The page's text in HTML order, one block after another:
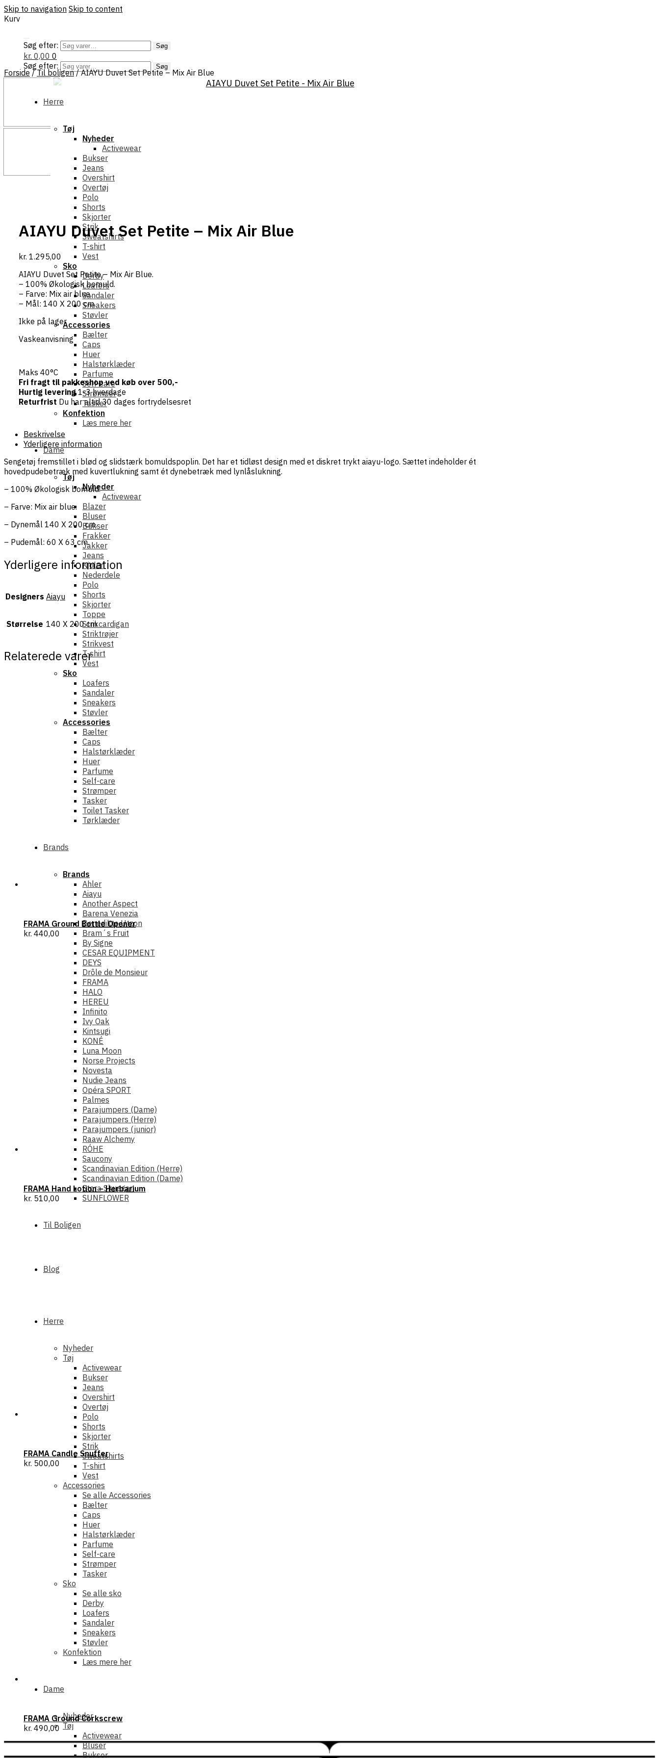
Skip to navigation Skip to content
Kurv
Søg efter: Søg
kr. 0,00 0
Søg efter:
Søg
Herre
Tøj
Nyheder
Activewear
Bukser
Jeans
Overshirt
Overtøj
Polo
Shorts
Skjorter
Strik
Sweatshirts
T-shirt
Vest
Sko
Derby
Loafers
Sandaler
Sneakers
Støvler
Accessories
Bælter
Caps
Huer
Halstørklæder
Parfume
Self-care
Strømper
Tasker
Konfektion
Læs mere her
Dame
Tøj
Nyheder
Activewear
Blazer
Bluser
Bukser
Frakker
Jakker
Jeans
Kjoler
Nederdele
Polo
Shorts
Skjorter
Toppe
Strikcardigan
Striktrøjer
Strikvest
T-shirt
Vest
Sko
Loafers
Sandaler
Sneakers
Støvler
Accessories
Bælter
Caps
Halstørklæder
Huer
Parfume
Self-care
Strømper
Tasker
Toilet Tasker
Tørklæder
Brands
Brands
Ahler
Aiayu
Another Aspect
Barena Venezia
Benedikte Utzon
Bram´s Fruit
By Signe
CESAR EQUIPMENT
DEYS
Drôle de Monsieur
FRAMA
HALO
HEREU
Infinito
Ivy Oak
Kintsugi
KONÉ
Luna Moon
Norse Projects
Novesta
Nudie Jeans
Opéra SPORT
Palmes
Parajumpers (Dame)
Parajumpers (Herre)
Parajumpers (junior)
Raaw Alchemy
RÓHE
Saucony
Scandinavian Edition (Herre)
Scandinavian Edition (Dame)
Stora Skuggan
SUNFLOWER
Til Boligen
Blog
Herre
Nyheder
Tøj
Activewear
Bukser
Jeans
Overshirt
Overtøj
Polo
Shorts
Skjorter
Strik
Sweatshirts
T-shirt
Vest
Accessories
Se alle Accessories
Bælter
Caps
Huer
Halstørklæder
Parfume
Self-care
Strømper
Tasker
Sko
Se alle sko
Derby
Loafers
Sandaler
Sneakers
Støvler
Konfektion
Læs mere her
Dame
Nyheder
Tøj
Activewear
Bluser
Bukser
Forside /Til boligen/AIAYU Duvet Set Petite – Mix Air Blue
AIAYU Duvet Set Petite – Mix Air Blue
kr. 1.295,00
AIAYU Duvet Set Petite – Mix Air Blue.
– 100% Økologisk bomuld.
– Farve: Mix air blue.
– Mål: 140 X 200 cm.
Ikke på lager
Vaskeanvisning
Maks 40°C
Fri fragt til pakkeshop ved køb over 500,-
Hurtig levering1-3 hverdage
Returfrist Du har altid 30 dages fortrydelsesret
Beskrivelse
Yderligere information
Sengetøj fremstillet i blød og slidstærk bomuldspoplin. Det har et tidløst design med et diskret trykt aiayu-logo. Sættet indeholder ét
hovedpudebetræk med kuvertlukning samt ét dynebetræk med lynlåslukning.
– 100% Økologisk bomuld.
– Farve: Mix air blue.
– Dynemål 140 X 200 cm.
– Pudemål: 60 X 63 cm.
Yderligere information
Designers Aiayu
Størrelse 140 X 200 cm
Relaterede varer
FRAMA Ground Bottle Opener
kr. 440,00
FRAMA Hand Lotion – Herbarium
kr. 510,00
FRAMA Candle Snuffer
kr. 500,00
FRAMA Ground Corkscrew
kr. 490,00